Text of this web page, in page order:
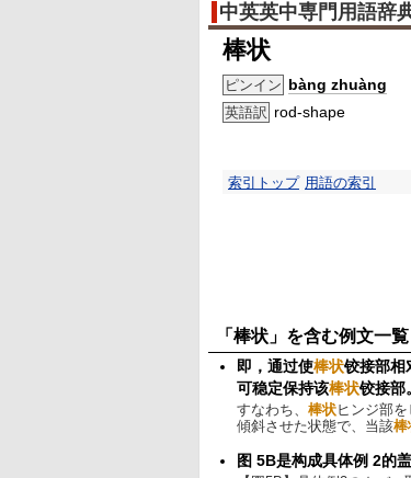
中英英中専門用語辞
棒状
ピンイン bàng zhuàng
英語訳 rod-shape
索引トップ 用語の索引
「棒状」を含む例文一覧
即，通过使棒状铰接部相
可稳定保持该棒状铰接部。
すなわち、 棒状ヒンジ部
傾斜させた状態で、当該棒
图 5B是构成具体例 2的